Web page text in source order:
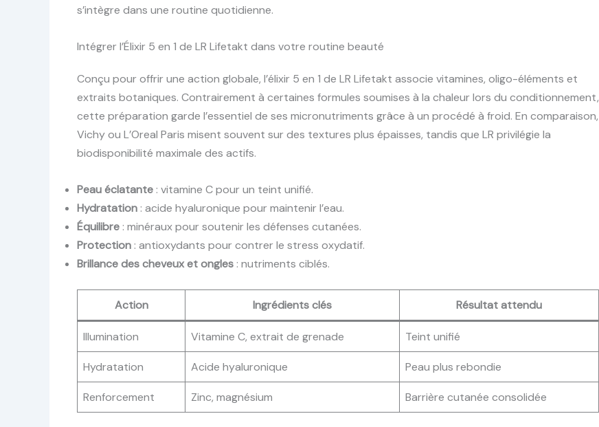
s’intègre dans une routine quotidienne.
Intégrer l’Élixir 5 en 1 de LR Lifetakt dans votre routine beauté
Conçu pour offrir une action globale, l’élixir 5 en 1 de LR Lifetakt associe vitamines, oligo-éléments et
extraits botaniques. Contrairement à certaines formules soumises à la chaleur lors du conditionnement,
cette préparation garde l’essentiel de ses micronutriments grâce à un procédé à froid. En comparaison,
Vichy ou L’Oreal Paris misent souvent sur des textures plus épaisses, tandis que LR privilégie la
biodisponibilité maximale des actifs.
Peau éclatante : vitamine C pour un teint unifié.
Hydratation : acide hyaluronique pour maintenir l’eau.
Équilibre : minéraux pour soutenir les défenses cutanées.
Protection : antioxydants pour contrer le stress oxydatif.
Brillance des cheveux et ongles : nutriments ciblés.
Action Ingrédients clés Résultat attendu
Illumination Vitamine C, extrait de grenade Teint unifié
Hydratation Acide hyaluronique Peau plus rebondie
Renforcement Zinc, magnésium Barrière cutanée consolidée